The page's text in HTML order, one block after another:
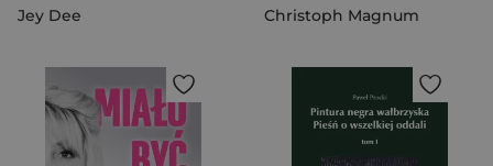
Jey Dee
Christoph Magnum